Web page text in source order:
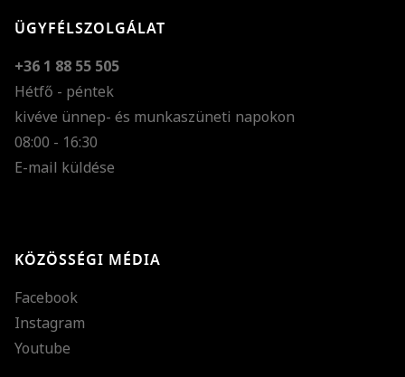
ÜGYFÉLSZOLGÁLAT
+36 1 88 55 505
Hétfő - péntek
kivéve ünnep- és munkaszüneti napokon
08:00 - 16:30
E-mail küldése
KÖZÖSSÉGI MÉDIA
Facebook
Instagram
Youtube